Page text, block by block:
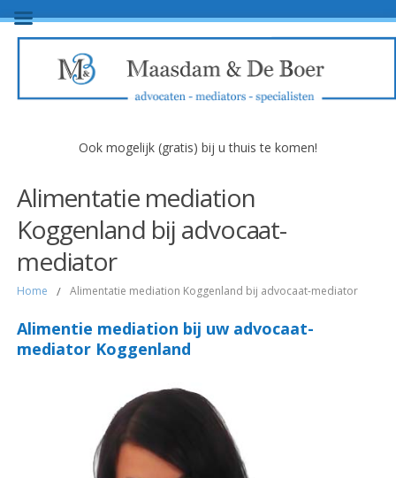
Ook mogelijk (gratis) bij u thuis te komen!
Alimentatie mediation
Koggenland bij advocaat-
mediator
Home / Alimentatie mediation Koggenland bij advocaat-mediator
Alimentie mediation bij uw advocaat-
mediator Koggenland